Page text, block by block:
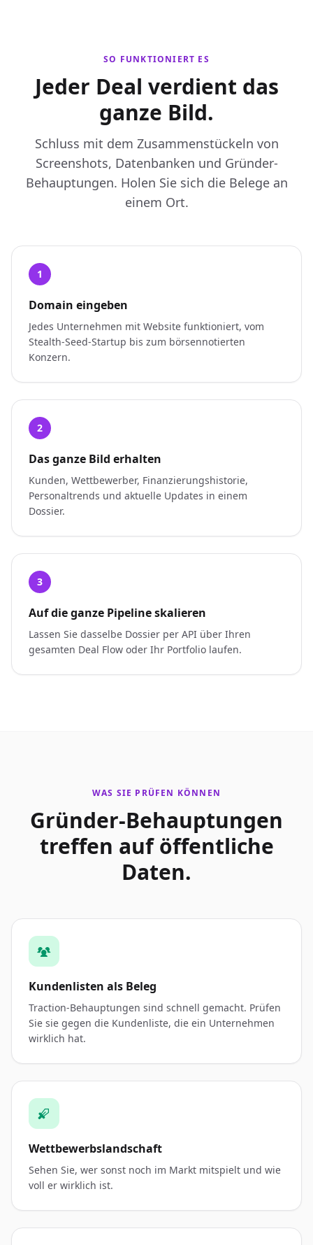
SO FUNKTIONIERT ES
Jeder Deal verdient das
ganze Bild.
Schluss mit dem Zusammenstückeln von
Screenshots, Datenbanken und Gründer-
Behauptungen. Holen Sie sich die Belege an
einem Ort.
1
Domain eingeben
Jedes Unternehmen mit Website funktioniert, vom
Stealth-Seed-Startup bis zum börsennotierten
Konzern.
2
Das ganze Bild erhalten
Kunden, Wettbewerber, Finanzierungshistorie,
Personaltrends und aktuelle Updates in einem
Dossier.
3
Auf die ganze Pipeline skalieren
Lassen Sie dasselbe Dossier per API über Ihren
gesamten Deal Flow oder Ihr Portfolio laufen.
WAS SIE PRÜFEN KÖNNEN
Gründer-Behauptungen
treffen auf öffentliche
Daten.
Kundenlisten als Beleg
Traction-Behauptungen sind schnell gemacht. Prüfen
Sie sie gegen die Kundenliste, die ein Unternehmen
wirklich hat.
Wettbewerbslandschaft
Sehen Sie, wer sonst noch im Markt mitspielt und wie
voll er wirklich ist.